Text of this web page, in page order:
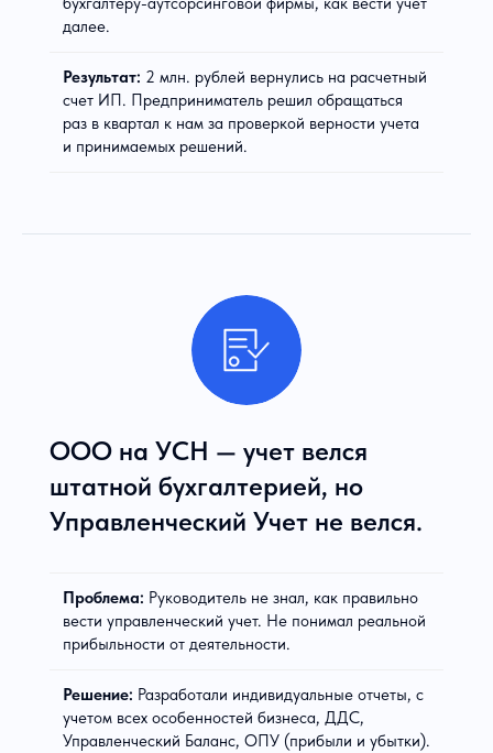
далее.
Результат: 2 млн. рублей вернулись на расчетный
счет ИП. Предприниматель решил обращаться
раз в квартал к нам за проверкой верности учета
и принимаемых решений.
ООО на УСН — учет велся
штатной бухгалтерией, но
Управленческий Учет не велся.
Проблема: Руководитель не знал, как правильно
вести управленческий учет. Не понимал реальной
прибыльности от деятельности.
Решение: Разработали индивидуальные отчеты, с
учетом всех особенностей бизнеса, ДДС,
Управленческий Баланс, ОПУ (прибыли и убытки).